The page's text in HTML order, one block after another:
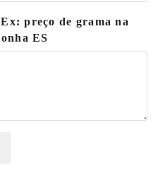
preço de grama na
ES